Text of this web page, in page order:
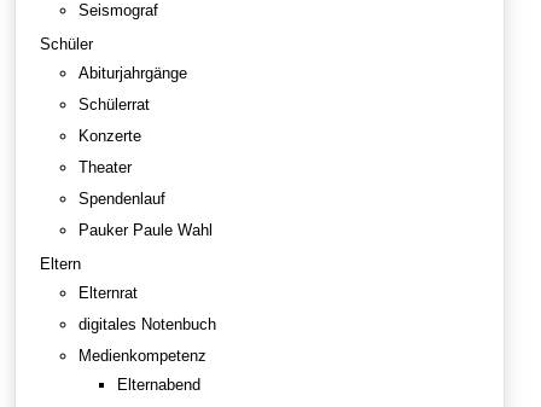
Seismograf
Schüler
Abiturjahrgänge
Schülerrat
Konzerte
Theater
Spendenlauf
Pauker Paule Wahl
Eltern
Elternrat
digitales Notenbuch
Medienkompetenz
Elternabend